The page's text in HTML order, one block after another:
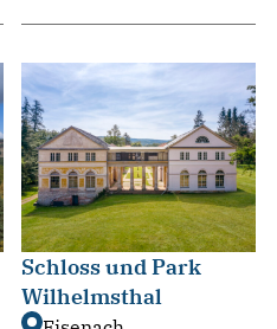
Schloss und Park
Wilhelmsthal